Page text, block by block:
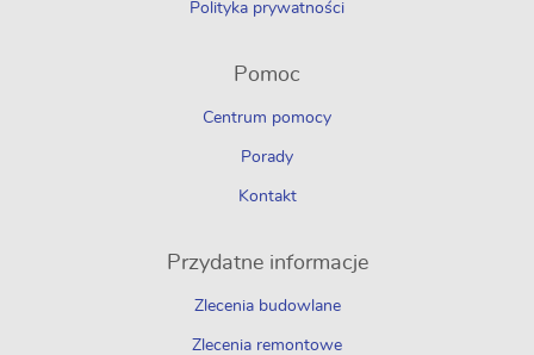
Polityka prywatności
Pomoc
Centrum pomocy
Porady
Kontakt
Przydatne informacje
Zlecenia budowlane
Zlecenia remontowe